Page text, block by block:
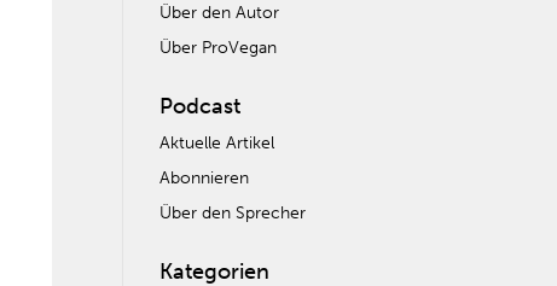
Über den Autor
Über ProVegan
Podcast
Aktuelle Artikel
Abonnieren
Über den Sprecher
Kategorien